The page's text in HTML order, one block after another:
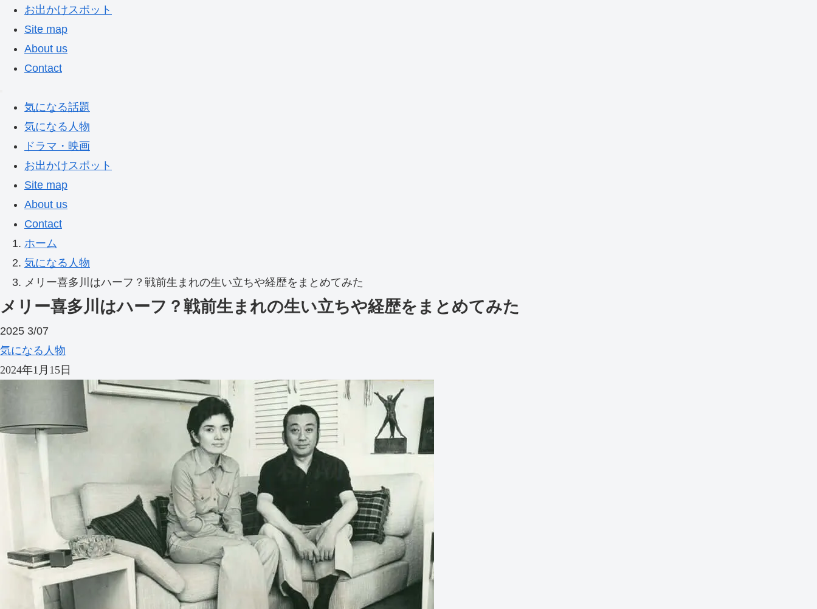
お出かけスポット
Site map
About us
Contact
気になる話題
気になる人物
ドラマ・映画
お出かけスポット
Site map
About us
Contact
ホーム
気になる人物
メリー喜多川はハーフ？戦前生まれの生い立ちや経歴をまとめてみた
メリー喜多川はハーフ？戦前生まれの生い立ちや経歴をまとめてみた
2025 3/07
気になる人物
2024年1月15日